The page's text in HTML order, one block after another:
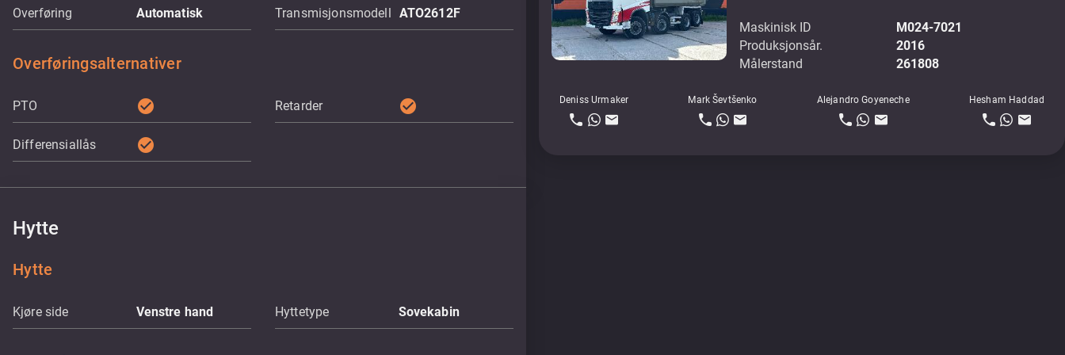
Overføring Automatisk Transmisjonsmodell ATO2612F
Overføringsalternativer
PTO check_circle Retarder check_circle
Differensiallås check_circle
Hytte
Hytte
Kjøre side Venstre hand Hyttetype Sovekabin
Maskinisk ID
M024-7021
Produksjonsår.
2016
Målerstand
261808
Deniss Urmaker Mark Ševtšenko Alejandro Goyeneche Hesham Haddad